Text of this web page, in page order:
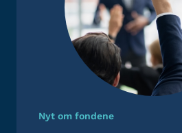
Nyt om fondene